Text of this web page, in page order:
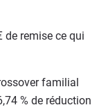
de remise ce qui
familial
% de réduction